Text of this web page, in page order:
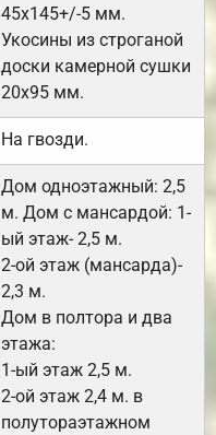
45х145+/-5 мм.
Укосины из строганой
доски камерной сушки
20х95 мм.
На гвозди.
Дом одноэтажный: 2,5
м. Дом с мансардой: 1-
ый этаж- 2,5 м.
2-ой этаж (мансарда)-
2,3 м.
Дом в полтора и два
этажа:
1-ый этаж 2,5 м.
2-ой этаж 2,4 м. в
полутораэтажном